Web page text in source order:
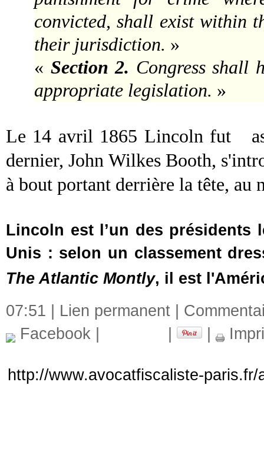
convicted, shall exist within
their jurisdiction. »
« Section 2. Congress shall
appropriate legislation. »
Le 14 avril 1865 Lincoln fut
dernier, John Wilkes Booth,
à bout portant derrière la tête, au
Lincoln est l’un des présidents
Unis : selon un classement
The Atlantic Montly, il est
07:51 | Lien permanent
Facebook
http://www.avocatfiscaliste-